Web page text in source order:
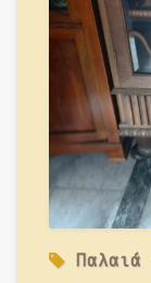
Παλαιά